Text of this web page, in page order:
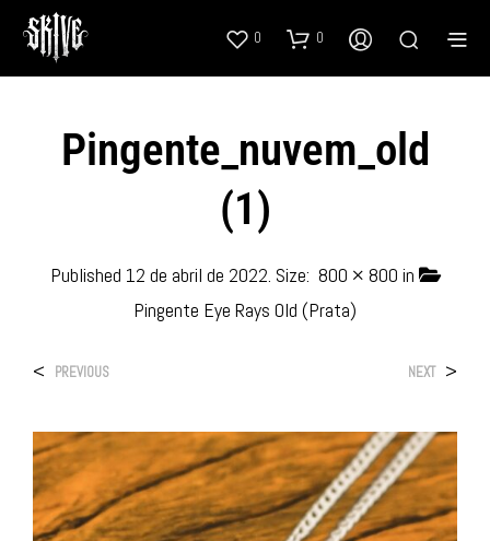
0 0
Pingente_nuvem_old
(1)
Published 12 de abril de 2022. Size: 800 × 800 in
Pingente Eye Rays Old (Prata)
< PREVIOUS NEXT >